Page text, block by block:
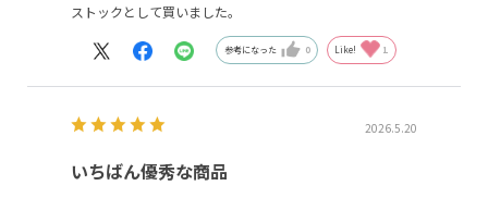
ストックとして買いました。
参考になった 0 Like! 1
2026.5.20
いちばん優秀な商品